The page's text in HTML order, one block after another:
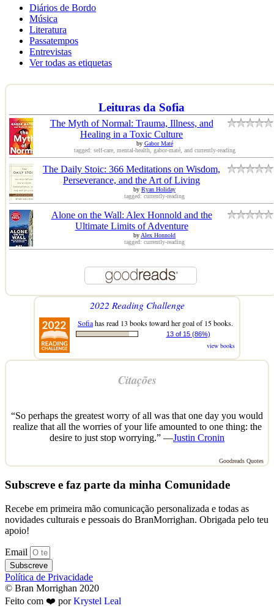
Diários de Bordo
Música
Literatura
Passatempos
Entrevistas
Ver todas as etiquetas
Leituras da Sofia
The Myth of Normal: Trauma, Illness, and
Healing in a Toxic Culture
by Gabor Maté
tagged: self-care, mental-health, gabor-maté, and currently-reading
The Daily Stoic: 366 Meditations on Wisdom,
Perseverance, and the Art of Living
by Ryan Holiday
tagged: currently-reading
Alone on the Wall: Alex Honnold and the
Ultimate Limits of Adventure
by Alex Honnold
tagged: currently-reading
2022 Reading Challenge
Sofiahas read 13 books toward her goal of 15 books.
13 of 15 (86%)
view books
Citações
“So perhaps the greatest worry of all was that one day you would
realize that all the worries of your life amounted to one thing: the
desire to just stop worrying.” —Justin Cronin
Goodreads Quotes
Subscreve e faz parte da minha Comunidade
Recebe em primeira mão comunicação personalizada e todas as
novidades culturais e pessoais do BranMorrighan. Obrigada pelo teu
apoio!
Email
Subscreve
Política de Privacidade
© Bran Morrighan 2020
Feito com ❤️ porKrystel Leal